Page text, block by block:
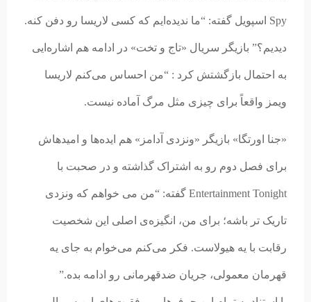
Spy اسپویل گفته: “ما ندیده‌ایم که کسی لاریسا رو دفن کنه.
دیدیم؟” بازیگر سریال «تاج و تخت» در ادامه هم اشاره‌ایی
به احتمال بازگشتش کرد : “من احساس می‌کنم لاریسا
ویمز واقعاً برای چیزی مثل مرگ آماده نیست.
«جنا اورتگا» بازیگر «ونزدی آدامز» هم ایده‌ها و امیدهاش
برای فصل دوم رو به اشتراک گذاشته و در صحبت با
Entertainment Tonight گفته: “من می خواهم که ونزدی
تاریک تر باشه؛ برای من، انگیزه‌ی اصلی این شخصیت
رقابت با یه هیولاست. فکر می‌کنم می‌خوام به جای یه
قهرمان معمولی، جریان ضدقهرمانی رو ادامه بده.”